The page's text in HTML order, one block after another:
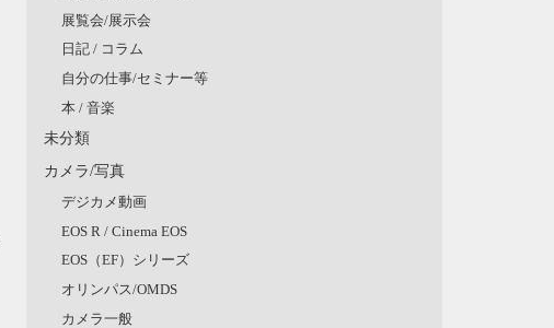
展覧会/展示会
日記 / コラム
自分の仕事/セミナー等
本 / 音楽
未分類
カメラ/写真
デジカメ動画
EOS R / Cinema EOS
EOS（EF）シリーズ
オリンパス/OMDS
カメラ一般